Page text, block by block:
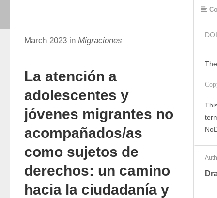
March 2023 in Migraciones
La atención a
adolescentes y
jóvenes migrantes no
acompañados/as
como sujetos de
derechos: un camino
hacia la ciudadanía y
DOI